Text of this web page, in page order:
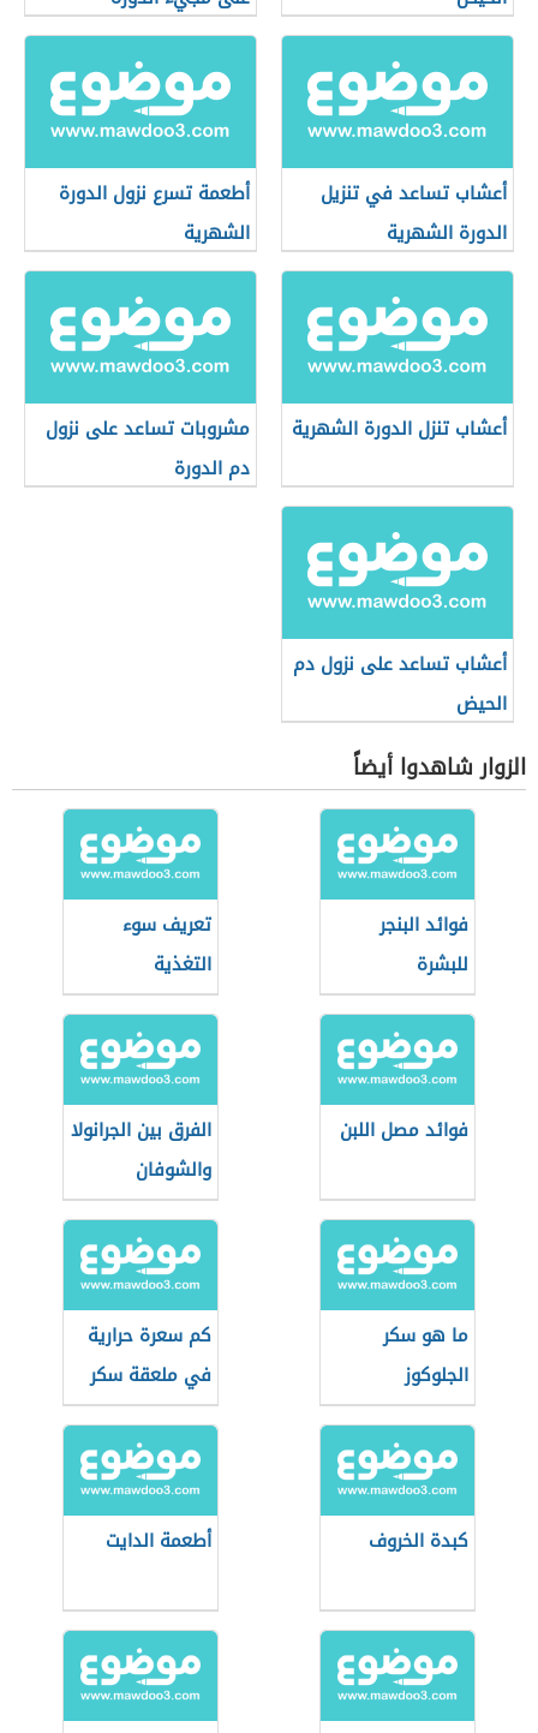
أعشاب تساعد في تنزيل
الدورة الشهرية
أطعمة تسرع نزول الدورة
الشهرية
أعشاب تنزل الدورة الشهرية
مشروبات تساعد على نزول
دم الدورة
أعشاب تساعد على نزول دم
الحيض
الزوار شاهدوا أيضاً
فوائد البنجر
للبشرة
تعريف سوء
التغذية
فوائد مصل اللبن
الفرق بين الجرانولا
والشوفان
ما هو سكر
الجلوكوز
كم سعرة حرارية
في ملعقة سكر
صغيرة
كبدة الخروف أطعمة الدايت